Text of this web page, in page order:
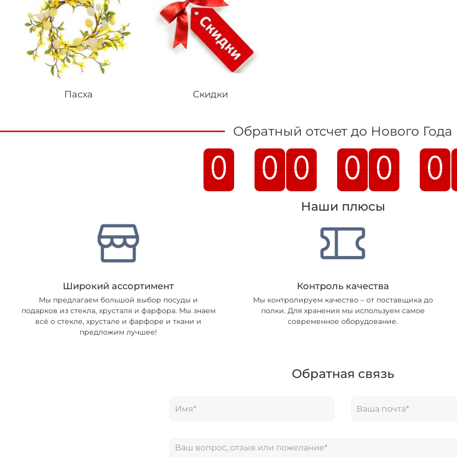
Пасха Скидки
Обратный отсчет до Нового Года
0
0 0
0 0
0 0
0 0
0 0
0
Наши плюсы
Широкий ассортимент
Мы предлагаем большой выбор посуды и
подарков из стекла, хрусталя и фарфора. Мы знаем
всё о стекле, хрустале и фарфоре и ткани и
предложим лучшее!
Контроль качества
Мы контролируем качество – от поставщика до
полки. Для хранения мы используем самое
современное оборудование.
Обратная связь